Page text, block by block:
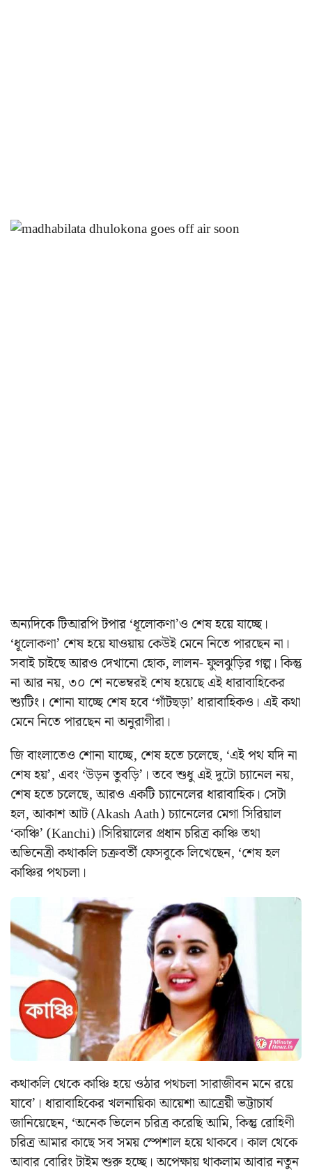
অন্যদিকে টিআরপি টপার ‘ধূলোকণা’ও শেষ হয়ে যাচ্ছে।
‘ধূলোকণা’ শেষ হয়ে যাওয়ায় কেউই মেনে নিতে পারছেন না।
সবাই চাইছে আরও দেখানো হোক, লালন- ফুলঝুড়ির গল্প। কিন্তু
না আর নয়, ৩০ শে নভেম্বরই শেষ হয়েছে এই ধারাবাহিকের
শ্যুটিং। শোনা যাচ্ছে শেষ হবে ‘গাঁটছড়া’ ধারাবাহিকও। এই কথা
মেনে নিতে পারছেন না অনুরাগীরা।
জি বাংলাতেও শোনা যাচ্ছে, শেষ হতে চলেছে, ‘এই পথ যদি না
শেষ হয়’, এবং ‘উড়ন তুবড়ি’। তবে শুধু এই দুটো চ্যানেল নয়,
শেষ হতে চলেছে, আরও একটি চ্যানেলের ধারাবাহিক। সেটা
হল, আকাশ আট (Akash Aath) চ্যানেলের মেগা সিরিয়াল
‘কাঞ্চি’ (Kanchi)।সিরিয়ালের প্রধান চরিত্র কাঞ্চি তথা
অভিনেত্রী কথাকলি চক্রবর্তী ফেসবুকে লিখেছেন, ‘শেষ হল
কাঞ্চির পথচলা।
কথাকলি থেকে কাঞ্চি হয়ে ওঠার পথচলা সারাজীবন মনে রয়ে
যাবে’। ধারাবাহিকের খলনায়িকা আয়েশা আত্রেয়ী ভট্টাচার্য
জানিয়েছেন, ‘অনেক ভিলেন চরিত্র করেছি আমি, কিন্তু রোহিণী
চরিত্র আমার কাছে সব সময় স্পেশাল হয়ে থাকবে। কাল থেকে
আবার বোরিং টাইম শুরু হচ্ছে। অপেক্ষায় থাকলাম আবার নতুন